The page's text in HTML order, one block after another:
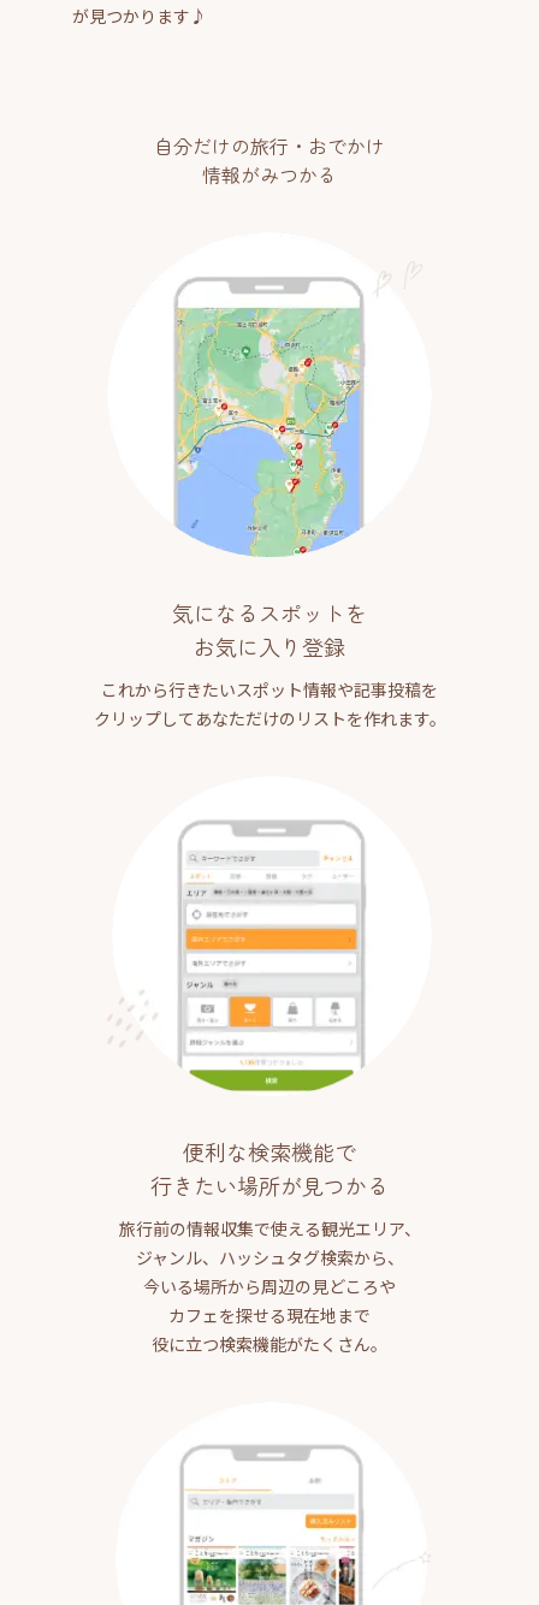
が見つかります♪
自分だけの旅行・おでかけ
情報がみつかる
気になるスポットを
お気に入り登録
これから行きたいスポット情報や記事投稿を
クリップしてあなただけのリストを作れます。
便利な検索機能で
行きたい場所が見つかる
旅行前の情報収集で使える観光エリア、
ジャンル、ハッシュタグ検索から、
今いる場所から周辺の見どころや
カフェを探せる現在地まで
役に立つ検索機能がたくさん。